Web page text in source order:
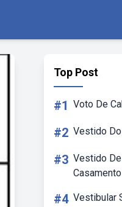
Top Post
#1 Voto De
#2 Vestido
#3 Vestido
Casamento
#4 Vestibular